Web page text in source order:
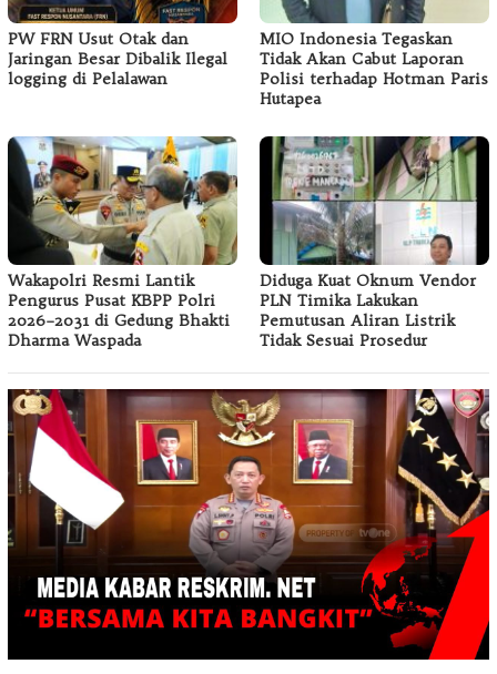
PW FRN Usut Otak dan
Jaringan Besar Dibalik Ilegal
logging di Pelalawan
MIO Indonesia Tegaskan
Tidak Akan Cabut Laporan
Polisi terhadap Hotman Paris
Hutapea
Wakapolri Resmi Lantik
Pengurus Pusat KBPP Polri
2026–2031 di Gedung Bhakti
Dharma Waspada
Diduga Kuat Oknum Vendor
PLN Timika Lakukan
Pemutusan Aliran Listrik
Tidak Sesuai Prosedur